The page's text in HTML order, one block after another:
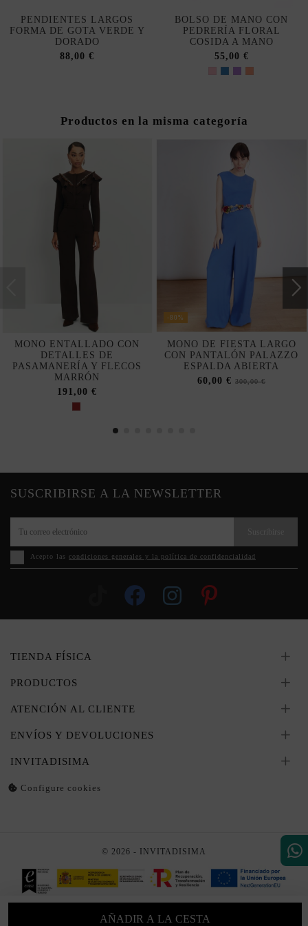
AÑADIR A LA CESTA
PENDIENTES LARGOS
FORMA DE GOTA VERDE Y
DORADO
88,00 €
BOLSO DE MANO CON
PEDRERÍA FLORAL
COSIDA A MANO
55,00 €
Productos en la misma categoría
MONO ENTALLADO CON
DETALLES DE
PASAMANERÍA Y FLECOS
MARRÓN
191,00 €
-80%
MONO DE FIESTA LARGO
CON PANTALÓN PALAZZO
ESPALDA ABIERTA
60,00 €300,00 €
SUSCRIBIRSE A LA NEWSLETTER
Acepto las condiciones generales y la política de confidencialidad
TIENDA FÍSICA
PRODUCTOS
ATENCIÓN AL CLIENTE
ENVÍOS Y DEVOLUCIONES
INVITADISIMA
Configure cookies
© 2026 - INVITADISIMA